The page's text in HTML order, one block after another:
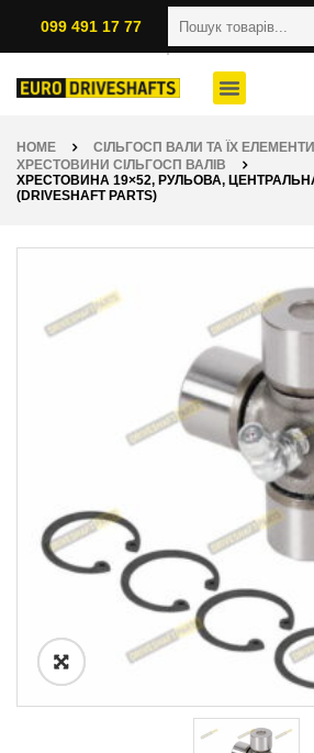
099 491 17 77
HOME
СІЛЬГОСП ВАЛИ ТА ЇХ ЕЛЕМЕНТИ
ХРЕСТОВИНИ СІЛЬГОСП ВАЛІВ
ХРЕСТОВИНА 19×52, РУЛЬОВА,
(DRIVESHAFT PARTS)